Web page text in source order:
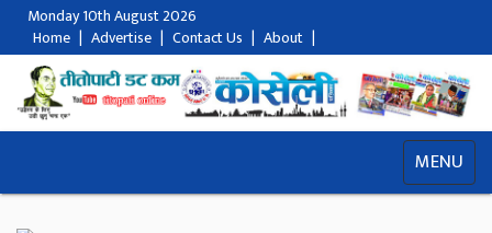
Monday 10th August 2026
Home | Advertise | Contact Us | About |
MENU